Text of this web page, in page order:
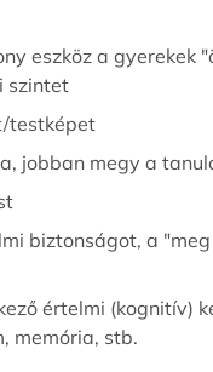
eszköz a gyerekek
szintet
testképet
jobban megy a
biztonságot, a
értelmi (kognitív)
memória, stb.